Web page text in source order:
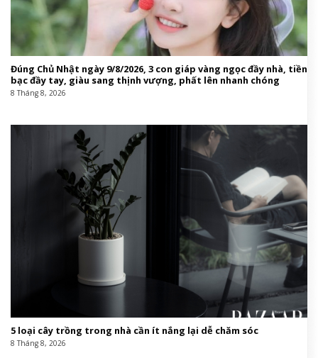
Đúng Chủ Nhật ngày 9/8/2026, 3 con giáp vàng ngọc đầy nhà, tiền
bạc đầy tay, giàu sang thịnh vượng, phất lên nhanh chóng
8 Tháng 8, 2026
5 loại cây trồng trong nhà cần ít nắng lại dễ chăm sóc
8 Tháng 8, 2026